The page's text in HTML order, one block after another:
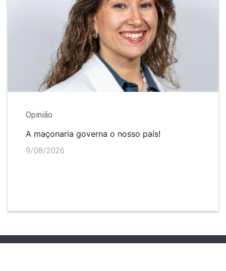
Opinião
A maçonaria governa o nosso país!
9/08/2026